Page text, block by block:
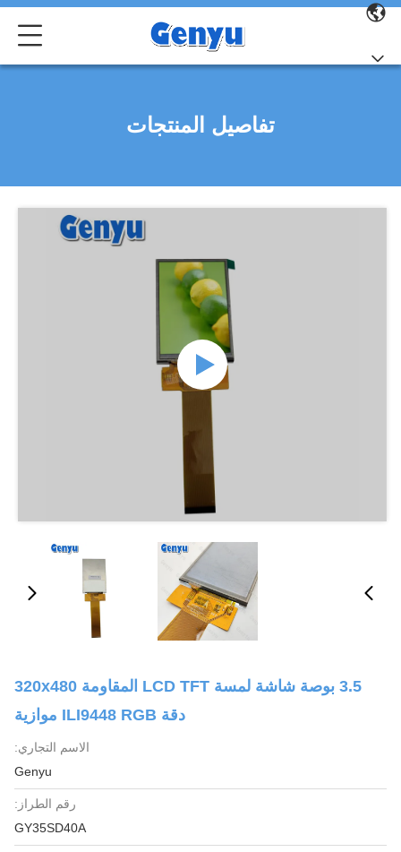
تفاصيل المنتجات
3.5 بوصة شاشة لمسة LCD TFT المقاومة 320x480
دقة ILI9448 RGB موازية
الاسم التجاري:
Genyu
رقم الطراز:
GY35SD40A